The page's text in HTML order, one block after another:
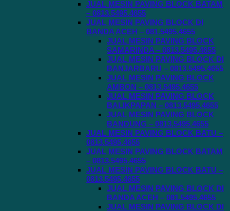
JUAL MESIN PAVING BLOCK BATAM
– 0813.5495.4655
JUAL MESIN PAVING BLOCK DI
BANDA ACEH – 081.5495.4655
JUAL MESIN PAVING BLOCK
SAMARINDA – 0813.5495.4655
JUAL MESIN PAVING BLOCK DI
BANJARBARU – 0813.5495.4655
JUAL MESIN PAVING BLOCK
AMBON – 0813.5495.4655
JUAL MESIN PAVING BLOCK
BALIKPAPAN – 0813.5495.4655
JUAL MESIN PAVING BLOCK
BANDUNG – 0813.5495.4655
JUAL MESIN PAVING BLOCK BATU –
0813.5495.4655
JUAL MESIN PAVING BLOCK BATAM
– 0813.5495.4655
JUAL MESIN PAVING BLOCK BATU –
0813.5495.4655
JUAL MESIN PAVING BLOCK DI
BANDA ACEH – 081.5495.4655
JUAL MESIN PAVING BLOCK DI